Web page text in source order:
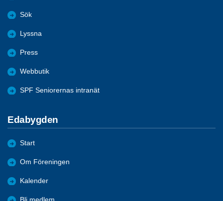
Sök
Lyssna
Press
Webbutik
SPF Seniorernas intranät
Edabygden
Start
Om Föreningen
Kalender